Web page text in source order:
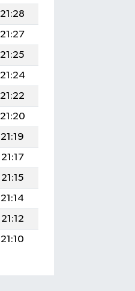
21:28
21:27
21:25
21:24
21:22
21:20
21:19
21:17
21:15
21:14
21:12
21:10